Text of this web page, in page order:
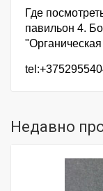
Где
павильон 4.
Недавно